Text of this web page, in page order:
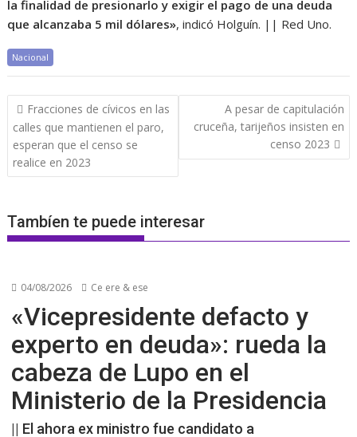
la finalidad de presionarlo y exigir el pago de una deuda
que alcanzaba 5 mil dólares», indicó Holguín. || Red Uno.
Nacional
Navegación
de
entradas
Fracciones de cívicos en las
calles que mantienen el paro,
esperan que el censo se
realice en 2023
A pesar de capitulación
cruceña, tarijeños insisten en
censo 2023
Tambíen te puede interesar
04/08/2026 Ce ere & ese
«Vicepresidente defacto y
experto en deuda»: rueda la
cabeza de Lupo en el
Ministerio de la Presidencia
|| El ahora ex ministro fue candidato a